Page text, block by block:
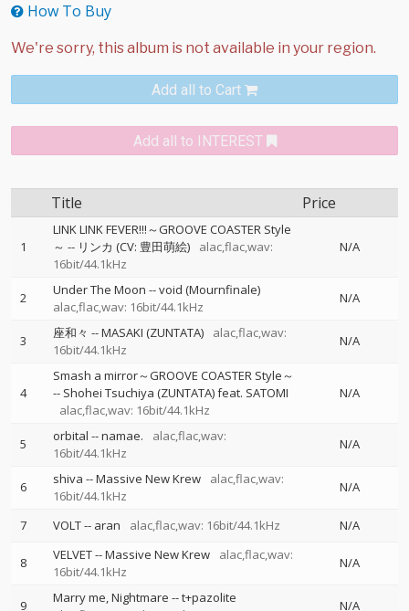
How To Buy
Add all to Cart
Add all to INTEREST
Title Price
1
LINK LINK FEVER!!!～GROOVE COASTER Style
～ -- リンカ (CV: 豊田萌絵)
alac,flac,wav:
16bit/44.1kHz
N/A
2 Under The Moon --void (Mournfinale)
alac,flac,wav: 16bit/44.1kHz
N/A
3 座和々 --MASAKI (ZUNTATA)
alac,flac,wav:
16bit/44.1kHz
N/A
4
Smash a mirror～GROOVE COASTER Style～
-- Shohei Tsuchiya (ZUNTATA) feat. SATOMI
alac,flac,wav: 16bit/44.1kHz
N/A
5 orbital --namae.
alac,flac,wav:
16bit/44.1kHz
N/A
6 shiva --Massive New Krew
alac,flac,wav:
16bit/44.1kHz
N/A
7 VOLT-- aran alac,flac,wav: 16bit/44.1kHz N/A
8 VELVET--Massive New Krew
alac,flac,wav:
16bit/44.1kHz
N/A
9 Marry me, Nightmare --t+pazolite
N/A